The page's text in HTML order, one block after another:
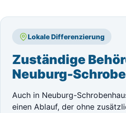
Lokale Differenzierung
Zuständige
Neuburg-
Auch in Neuburg-
einen Ablauf, der ohne